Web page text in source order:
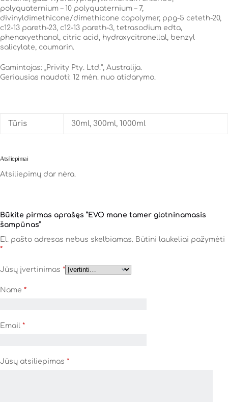
polyquaternium – 10 polyquaternium – 7,
divinyldimethicone/dimethicone copolymer, ppg-5 ceteth-20,
c12-13 pareth-23, c12-13 pareth-3, tetrasodium edta,
phenoxyethanol, citric acid, hydroxycitronellal, benzyl
salicylate, coumarin.
Gamintojas: „Privity Pty. Ltd.“, Australija.
Geriausias naudoti: 12 mėn. nuo atidarymo.
Tūris 30ml, 300ml, 1000ml
Atsiliepimai
Atsiliepimų dar nėra.
Būkite pirmas aprašęs “EVO mane tamer glotninamasis
šampūnas”
El. pašto adresas nebus skelbiamas. Būtini laukeliai pažymėti
*
Jūsų įvertinimas *
Name *
Email *
Jūsų atsiliepimas *